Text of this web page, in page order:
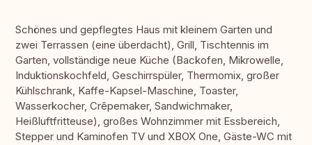
Schönes und gepflegtes Haus mit kleinem Garten und
zwei Terrassen (eine überdacht), Grill, Tischtennis im
Garten, vollständige neue Küche (Backofen, Mikrowelle,
Induktionskochfeld, Geschirrspüler, Thermomix, großer
Kühlschrank, Kaffe-Kapsel-Maschine, Toaster,
Wasserkocher, Crêpemaker, Sandwichmaker,
Heißluftfritteuse), großes Wohnzimmer mit Essbereich,
Stepper und Kaminofen TV und XBOX One, Gäste-WC mit